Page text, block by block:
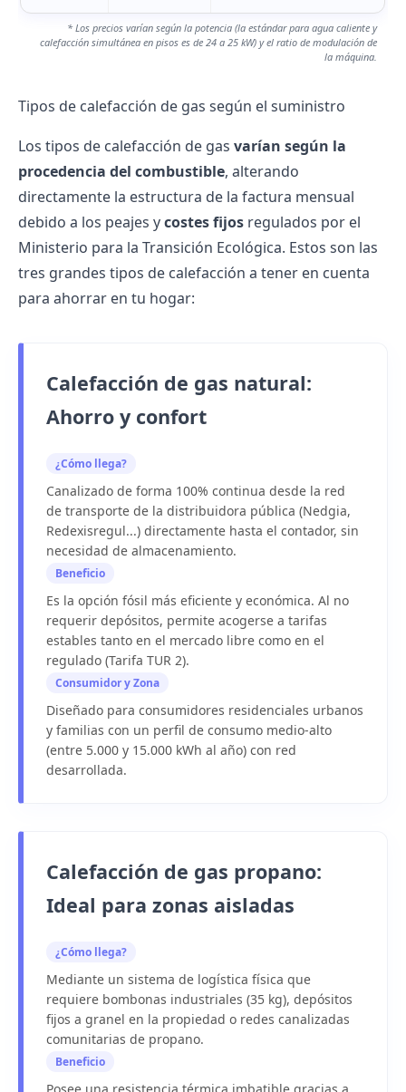
* Los precios varían según la potencia (la estándar para agua caliente y
calefacción simultánea en pisos es de 24 a 25 kW) y el ratio de modulación de
la máquina.
Tipos de calefacción de gas según el suministro
Los tipos de calefacción de gas varían según la
procedencia del combustible, alterando
directamente la estructura de la factura mensual
debido a los peajes ycostes fijos regulados por el
Ministerio para la Transición Ecológica. Estos son las
tres grandes tipos de calefacción a tener en cuenta
para ahorrar en tu hogar:
Calefacción de gas natural:
Ahorro y confort
¿Cómo llega?
Canalizado de forma 100% continua desde la red
de transporte de la distribuidora pública (Nedgia,
Redexisregul...) directamente hasta el contador, sin
necesidad de almacenamiento.
Beneficio
Es la opción fósil más eficiente y económica. Al no
requerir depósitos, permite acogerse a tarifas
estables tanto en el mercado libre como en el
regulado (Tarifa TUR 2).
Consumidor y Zona
Diseñado para consumidores residenciales urbanos
y familias con un perfil de consumo medio-alto
(entre 5.000 y 15.000 kWh al año) con red
desarrollada.
Calefacción de gas propano:
Ideal para zonas aisladas
¿Cómo llega?
Mediante un sistema de logística física que
requiere bombonas industriales (35 kg), depósitos
fijos a granel en la propiedad o redes canalizadas
comunitarias de propano.
Beneficio